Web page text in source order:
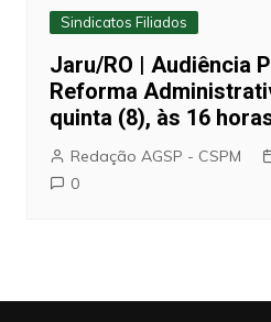
Sindicatos Filiados
Jaru/RO | Audiência
Reforma
quinta (8), às 16
Redação AGSP - CSPM
0